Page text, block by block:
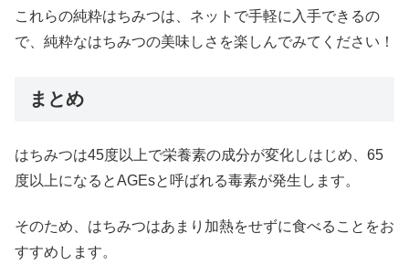
これらの純粋はちみつは、ネットで手軽に入手できるの
で、純粋なはちみつの美味しさを楽しんでみてください！
まとめ
はちみつは45度以上で栄養素の成分が変化しはじめ、65
度以上になるとAGEsと呼ばれる毒素が発生します。
そのため、はちみつはあまり加熱をせずに食べることをお
すすめします。